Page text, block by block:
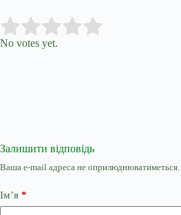
Rate this item:
No votes yet.
Залишити відповідь
Ваша e-mail адреса не оприлюднюватиметься.
Ім’я *